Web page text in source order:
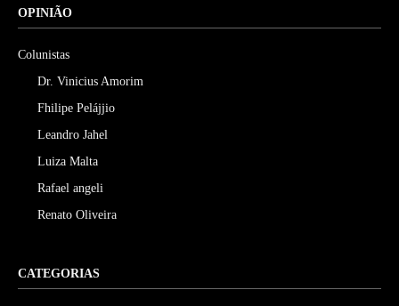
OPINIÃO
Colunistas
Dr. Vinicius Amorim
Fhilipe Pelájjio
Leandro Jahel
Luiza Malta
Rafael angeli
Renato Oliveira
CATEGORIAS